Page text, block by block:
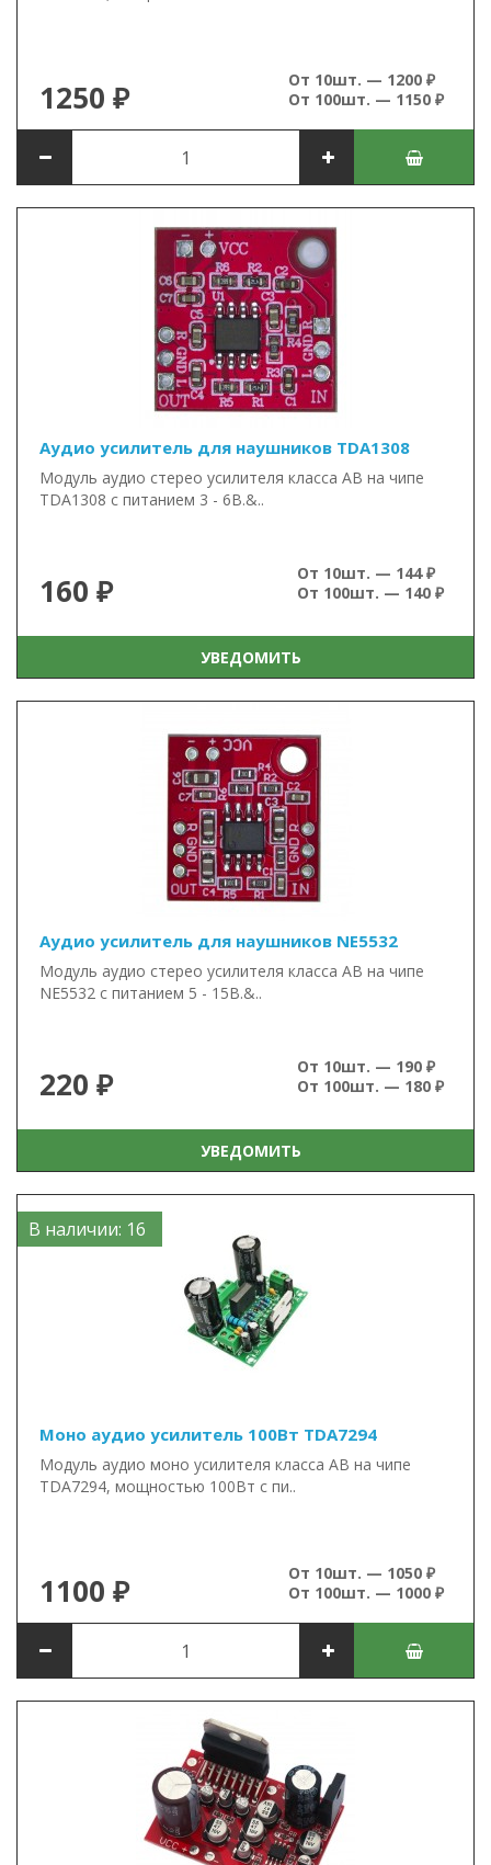
1250 ₽
От 10шт. — 1200 ₽
От 100шт. — 1150 ₽
Аудио усилитель для наушников TDA1308
Модуль аудио стерео усилителя класса AB на чипе
TDA1308 с питанием 3 - 6В.&..
160 ₽
От 10шт. — 144 ₽
От 100шт. — 140 ₽
УВЕДОМИТЬ
Аудио усилитель для наушников NE5532
Модуль аудио стерео усилителя класса AB на чипе
NE5532 с питанием 5 - 15В.&..
220 ₽
От 10шт. — 190 ₽
От 100шт. — 180 ₽
УВЕДОМИТЬ
В наличии: 16
Моно аудио усилитель 100Вт TDA7294
Модуль аудио моно усилителя класса AB на чипе
TDA7294, мощностью 100Вт с пи..
1100 ₽
От 10шт. — 1050 ₽
От 100шт. — 1000 ₽